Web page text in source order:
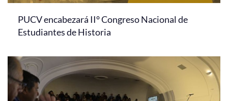
PUCV encabezará II° Congreso Nacional de
Estudiantes de Historia